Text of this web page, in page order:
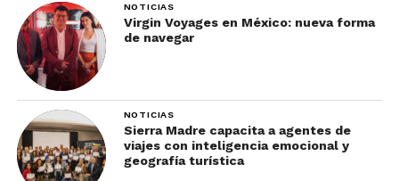
NOTICIAS
Virgin Voyages en México: nueva forma
de navegar
NOTICIAS
Sierra Madre capacita a agentes de
viajes con inteligencia emocional y
geografía turística